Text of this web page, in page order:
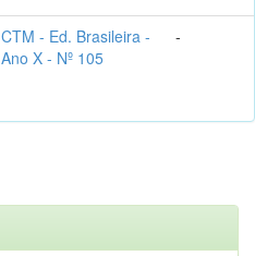
CTM - Ed. Brasileira -
Ano X - Nº 105
-